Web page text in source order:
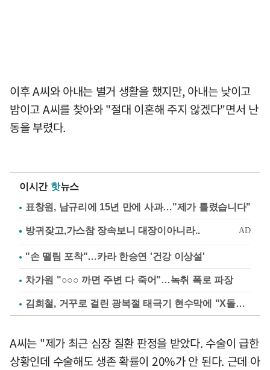
이후 A씨와 아내는 별거 생활을 했지만, 아내는 낮이고
밤이고 A씨를 찾아와 "절대 이혼해 주지 않겠다"면서 난
동을 부렸다.
이시간 핫뉴스
표창원, 남규리에 15년 만에 사과…"제가 틀렸습니다"
"손 떨림 포착"…카라 한승연 '건강 이상설'
차가원 "○○○ 까면 주변 다 죽어"…녹취 폭로 파장
김희철, 거꾸로 걸린 광복절 태극기 현수막에 "X돌았네"
A씨는 "제가 최근 심장 질환 판정을 받았다. 수술이 급한
상황인데 수술해도 생존 확률이 20%가 안 된다. 근데 아